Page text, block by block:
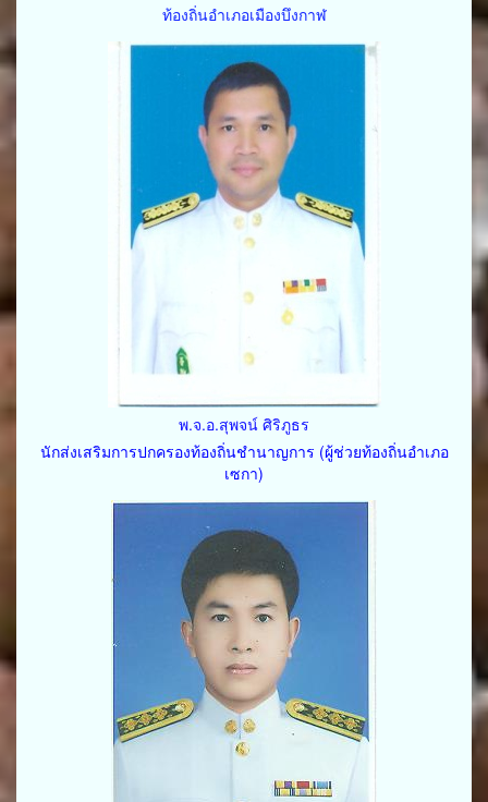
ท้องถิ่นอำเภอเมืองบึงกาฬ
พ.จ.อ.สุพจน์ ศิริภูธร
นักส่งเสริมการปกครองท้องถิ่นชำนาญการ (ผู้ช่วยท้องถิ่นอำเภอ
เซกา)